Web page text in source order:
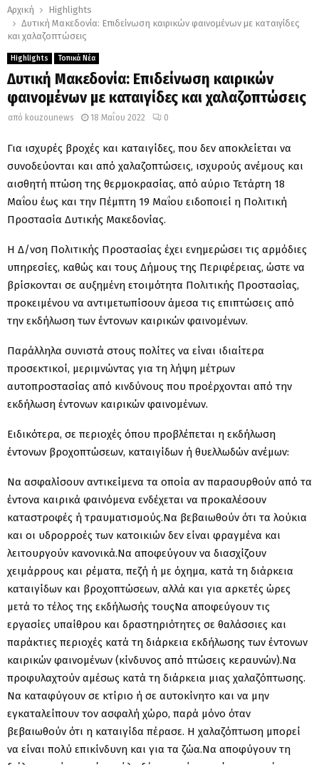
Αρχική
Highlights
Δυτική Μακεδονία: Επιδείνωση καιρικών φαινομένων με καταιγίδες
και χαλαζοπτώσεις
Highlights Τοπικά Νέα
Δυτική Μακεδονία: Επιδείνωση καιρικών
φαινομένων με καταιγίδες και χαλαζοπτώσεις
από kouzounews 18 Μαΐου 2022 0
Για ισχυρές βροχές και καταιγίδες, που δεν αποκλείεται να
συνοδεύονται και από χαλαζοπτώσεις, ισχυρούς ανέμους και
αισθητή πτώση της θερμοκρασίας, από αύριο Τετάρτη 18
Μαΐου έως και την Πέμπτη 19 Μαΐου ειδοποιεί η Πολιτική
Προστασία Δυτικής Μακεδονίας.
Η Δ/νση Πολιτικής Προστασίας έχει ενημερώσει τις αρμόδιες
υπηρεσίες, καθώς και τους Δήμους της Περιφέρειας, ώστε να
βρίσκονται σε αυξημένη ετοιμότητα Πολιτικής Προστασίας,
προκειμένου να αντιμετωπίσουν άμεσα τις επιπτώσεις από
την εκδήλωση των έντονων καιρικών φαινομένων.
Παράλληλα συνιστά στους πολίτες να είναι ιδιαίτερα
προσεκτικοί, μεριμνώντας για τη λήψη μέτρων
αυτοπροστασίας από κινδύνους που προέρχονται από την
εκδήλωση έντονων καιρικών φαινομένων.
Ειδικότερα, σε περιοχές όπου προβλέπεται η εκδήλωση
έντονων βροχοπτώσεων, καταιγίδων ή θυελλωδών ανέμων:
Να ασφαλίσουν αντικείμενα τα οποία αν παρασυρθούν από τα
έντονα καιρικά φαινόμενα ενδέχεται να προκαλέσουν
καταστροφές ή τραυματισμούς.Να βεβαιωθούν ότι τα λούκια
και οι υδρορροές των κατοικιών δεν είναι φραγμένα και
λειτουργούν κανονικά.Να αποφεύγουν να διασχίζουν
χειμάρρους και ρέματα, πεζή ή με όχημα, κατά τη διάρκεια
καταιγίδων και βροχοπτώσεων, αλλά και για αρκετές ώρες
μετά το τέλος της εκδήλωσής τουςΝα αποφεύγουν τις
εργασίες υπαίθρου και δραστηριότητες σε θαλάσσιες και
παράκτιες περιοχές κατά τη διάρκεια εκδήλωσης των έντονων
καιρικών φαινομένων (κίνδυνος από πτώσεις κεραυνών).Να
προφυλαχτούν αμέσως κατά τη διάρκεια μιας χαλαζόπτωσης.
Να καταφύγουν σε κτίριο ή σε αυτοκίνητο και να μην
εγκαταλείπουν τον ασφαλή χώρο, παρά μόνο όταν
βεβαιωθούν ότι η καταιγίδα πέρασε. Η χαλαζόπτωση μπορεί
να είναι πολύ επικίνδυνη και για τα ζώα.Να αποφύγουν τη